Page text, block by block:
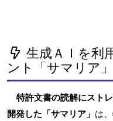
生成ＡＩを利
ント「サマリア」
特許文書の読解にスト
開発した「サマリア」 は